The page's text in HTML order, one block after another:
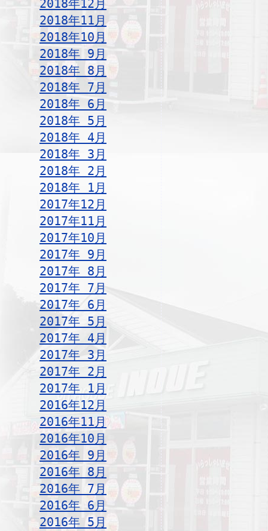
2018年12月
2018年11月
2018年10月
2018年 9月
2018年 8月
2018年 7月
2018年 6月
2018年 5月
2018年 4月
2018年 3月
2018年 2月
2018年 1月
2017年12月
2017年11月
2017年10月
2017年 9月
2017年 8月
2017年 7月
2017年 6月
2017年 5月
2017年 4月
2017年 3月
2017年 2月
2017年 1月
2016年12月
2016年11月
2016年10月
2016年 9月
2016年 8月
2016年 7月
2016年 6月
2016年 5月